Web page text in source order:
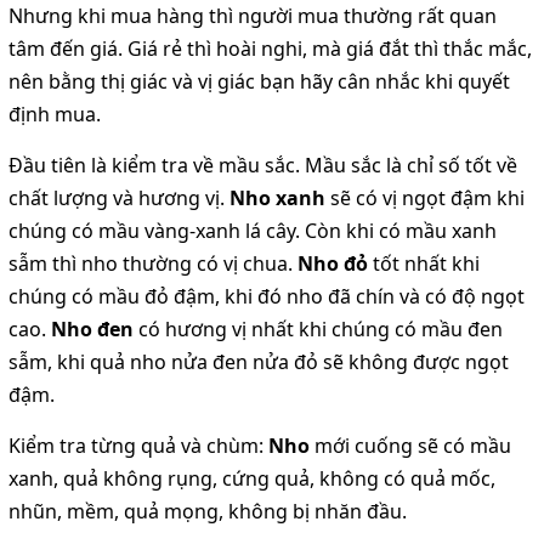
Nhưng khi mua hàng thì người mua thường rất quan
tâm đến giá. Giá rẻ thì hoài nghi, mà giá đắt thì thắc mắc,
nên bằng thị giác và vị giác bạn hãy cân nhắc khi quyết
định mua.
Đầu tiên là kiểm tra về mầu sắc. Mầu sắc là chỉ số tốt về
chất lượng và hương vị. Nho xanh sẽ có vị ngọt đậm khi
chúng có mầu vàng-xanh lá cây. Còn khi có mầu xanh
sẫm thì nho thường có vị chua. Nho đỏtốt nhất khi
chúng có mầu đỏ đậm, khi đó nho đã chín và có độ ngọt
cao. Nho đen có hương vị nhất khi chúng có mầu đen
sẫm, khi quả nho nửa đen nửa đỏ sẽ không được ngọt
đậm.
Kiểm tra từng quả và chùm: Nho mới cuống sẽ có mầu
xanh, quả không rụng, cứng quả, không có quả mốc,
nhũn, mềm, quả mọng, không bị nhăn đầu.